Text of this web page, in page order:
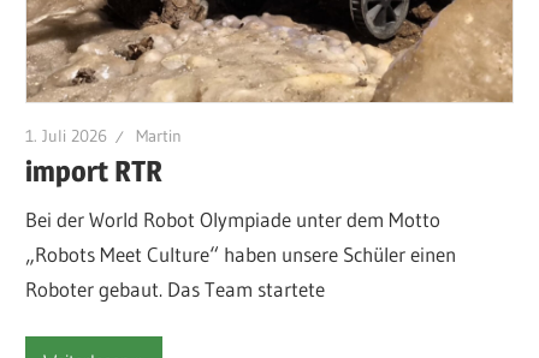
1. Juli 2026 Martin
import RTR
Bei der World Robot Olympiade unter dem Motto
„Robots Meet Culture“ haben unsere Schüler einen
Roboter gebaut. Das Team startete